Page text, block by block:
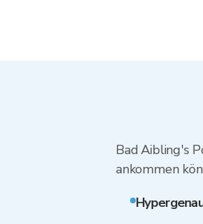
Bad Aibling's
ankommen